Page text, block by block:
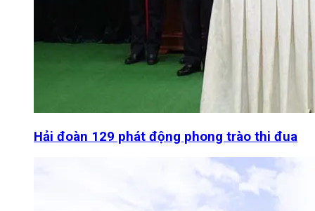
Hải đoàn 129 phát động phong trào thi đua